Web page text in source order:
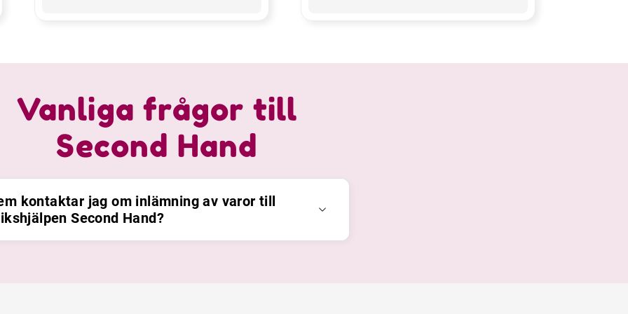
Vanliga frågor till
Second Hand
kontaktar jag om inlämning av varor till
Second Hand?